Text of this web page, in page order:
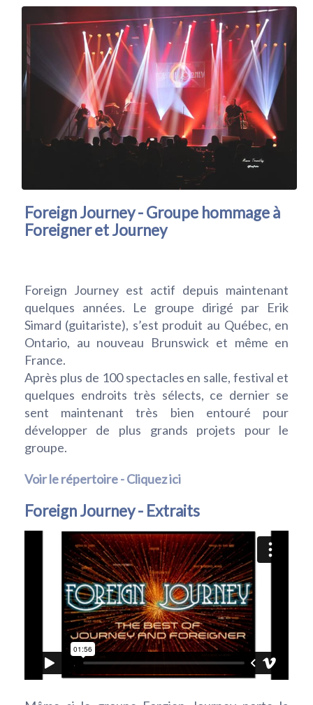
Foreign Journey - Groupe hommage à
Foreigner et Journey
Foreign Journey est actif depuis maintenant
quelques années. Le groupe dirigé par Erik
Simard (guitariste), s’est produit au Québec, en
Ontario, au nouveau Brunswick et même en
France.
Après plus de 100 spectacles en salle, festival et
quelques endroits très sélects, ce dernier se
sent maintenant très bien entouré pour
développer de plus grands projets pour le
groupe.
Voir le répertoire - Cliquez ici
Foreign Journey - Extraits